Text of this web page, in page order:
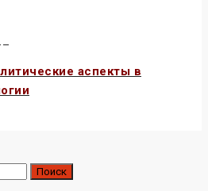
аспекты в